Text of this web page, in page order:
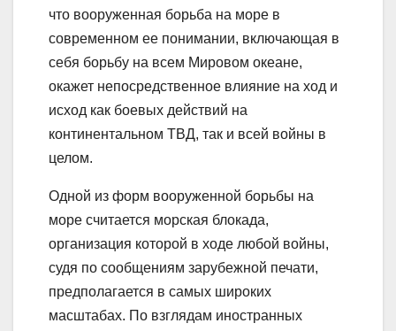
что вооруженная борьба на море в
современном ее понимании, включающая в
себя борьбу на всем Мировом океане,
окажет непосредственное влияние на ход и
исход как боевых действий на
континентальном ТВД, так и всей войны в
целом.
Одной из форм вооруженной борьбы на
море считается морская блокада,
организация которой в ходе любой войны,
судя по сообщениям зарубежной печати,
предполагается в самых широких
масштабах. По взглядам иностранных